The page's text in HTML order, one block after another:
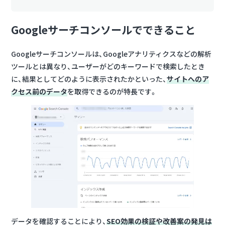
Googleサーチコンソールでできること
Googleサーチコンソールは、Googleアナリティクスなどの解析
ツールとは異なり、ユーザーがどのキーワードで検索したとき
に、結果としてどのように表示されたかといった、サイトへのア
クセス前のデータを取得できるのが特長です。
データを確認することにより、SEO効果の検証や改善案の発見は